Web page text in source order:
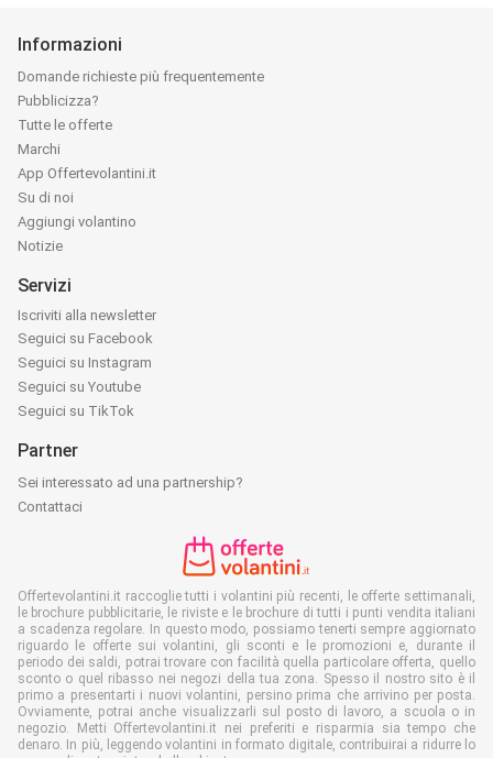
Informazioni
Domande richieste più frequentemente
Pubblicizza?
Tutte le offerte
Marchi
App Offertevolantini.it
Su di noi
Aggiungi volantino
Notizie
Servizi
Iscriviti alla newsletter
Seguici su Facebook
Seguici su Instagram
Seguici su Youtube
Seguici su TikTok
Partner
Sei interessato ad una partnership?
Contattaci
Offertevolantini.it raccoglie tutti i volantini più recenti, le offerte settimanali,
le brochure pubblicitarie, le riviste e le brochure di tutti i punti vendita italiani
a scadenza regolare. In questo modo, possiamo tenerti sempre aggiornato
riguardo le offerte sui volantini, gli sconti e le promozioni e, durante il
periodo dei saldi, potrai trovare con facilità quella particolare offerta, quello
sconto o quel ribasso nei negozi della tua zona. Spesso il nostro sito è il
primo a presentarti i nuovi volantini, persino prima che arrivino per posta.
Ovviamente, potrai anche visualizzarli sul posto di lavoro, a scuola o in
negozio. Metti Offertevolantini.it nei preferiti e risparmia sia tempo che
denaro. In più, leggendo volantini in formato digitale, contribuirai a ridurre lo